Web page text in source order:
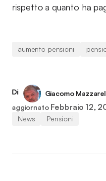
rispetto a quanto ha
aumento pensioni
Di
Giacomo
aggiornato Febbraio 12,
News Pensioni